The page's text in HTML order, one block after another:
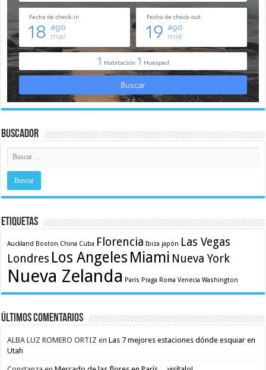
Buscador
Etiquetas
Auckland Boston China Cuba Florencia Ibiza japón Las Vegas
Londres Los Angeles Miami Nueva York
Nueva Zelanda París Praga Roma Venecia Washington
Últimos comentarios
ALBA LUZ ROMERO ORTIZ enLas 7 mejores estaciones dónde esquiar en
Utah